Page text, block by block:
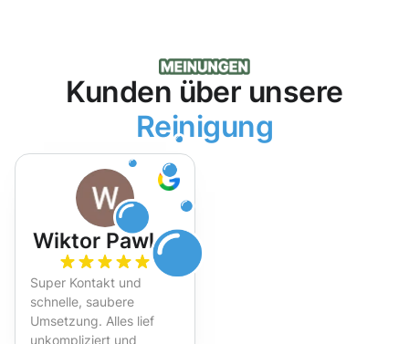
Kunden über unsere
Reinigung
Wiktor Pawlak
Super Kontakt und
schnelle, saubere
Umsetzung. Alles lief
unkompliziert und